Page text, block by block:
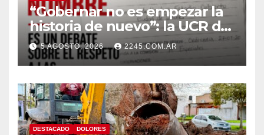
“Gobernar no es empezar la
historia de nuevo”: la UCR de
Dolores rechazó el cambio de
nombre del Estadio Arturo
Umberto Illia
5 AGOSTO, 2026 2245.COM.AR
DESTACADO DOLORES